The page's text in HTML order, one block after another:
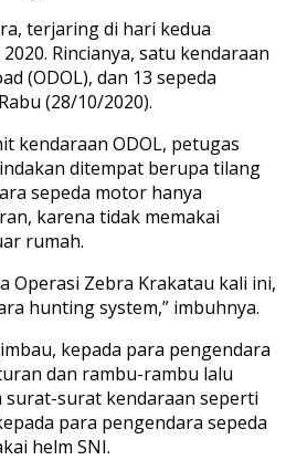
terjaring di hari kedua
Rincianya, satu kendaraan
(ODOL), dan 13 sepeda
(28/10/2020).
kendaraan ODOL, petugas
ditempat berupa tilang
sepeda motor hanya
karena tidak memakai
rumah.
Operasi Zebra Krakatau kali ini,
hunting system,” imbuhnya.
kepada para pengendara
dan rambu-rambu lalu
surat-surat kendaraan seperti
para pengendara sepeda
helm SNI.